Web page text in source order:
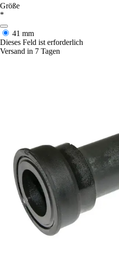
Größe
*
41 mm
Dieses Feld ist erforderlich
Versand in 7 Tagen